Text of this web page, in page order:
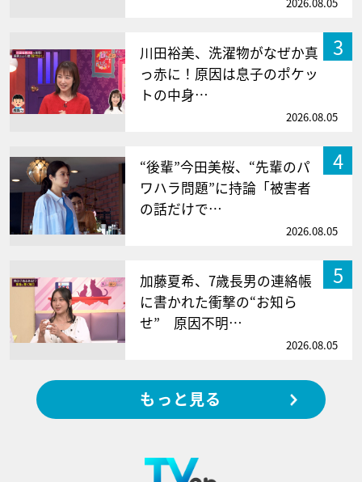
3
川田裕美、洗濯物がなぜか真
っ赤に！原因は息子のポケッ
トの中身…
2026.08.05
4
“後輩”今田美桜、“先輩のパ
ワハラ問題”に持論「被害者
の話だけで…
2026.08.05
5
加藤夏希、7歳長男の連絡帳
に書かれた衝撃の“お知ら
せ” 原因不明…
2026.08.05
もっと見る